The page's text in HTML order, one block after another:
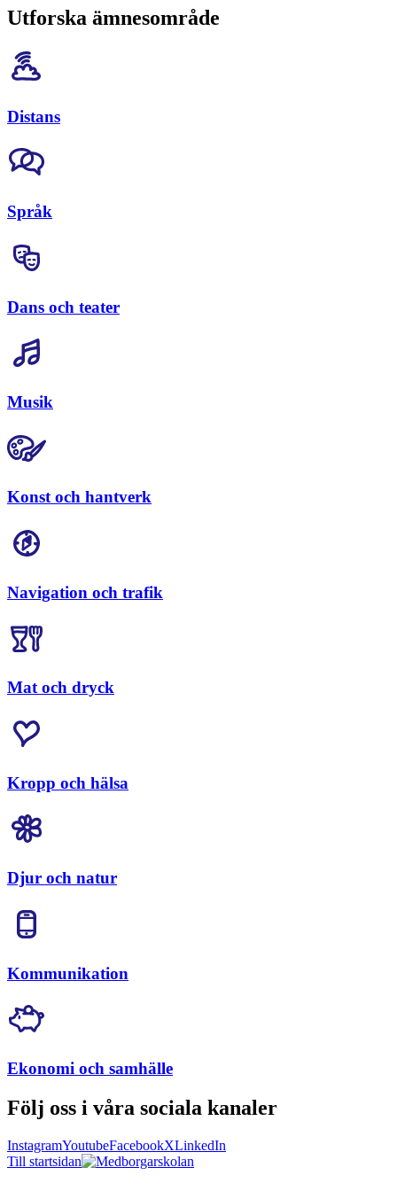
Utforska ämnesområde
Distans
Språk
Dans och teater
Musik
Konst och hantverk
Navigation och trafik
Mat och dryck
Kropp och hälsa
Djur och natur
Kommunikation
Ekonomi och samhälle
Följ oss i våra sociala kanaler
InstagramYoutubeFacebookXLinkedIn
Till startsidan